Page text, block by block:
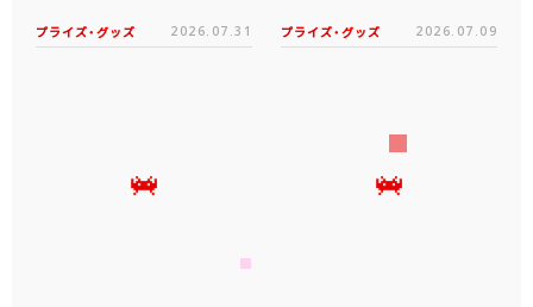
プライズ・グッズ 2026.07.31 プライズ・グッズ 2026.07.09